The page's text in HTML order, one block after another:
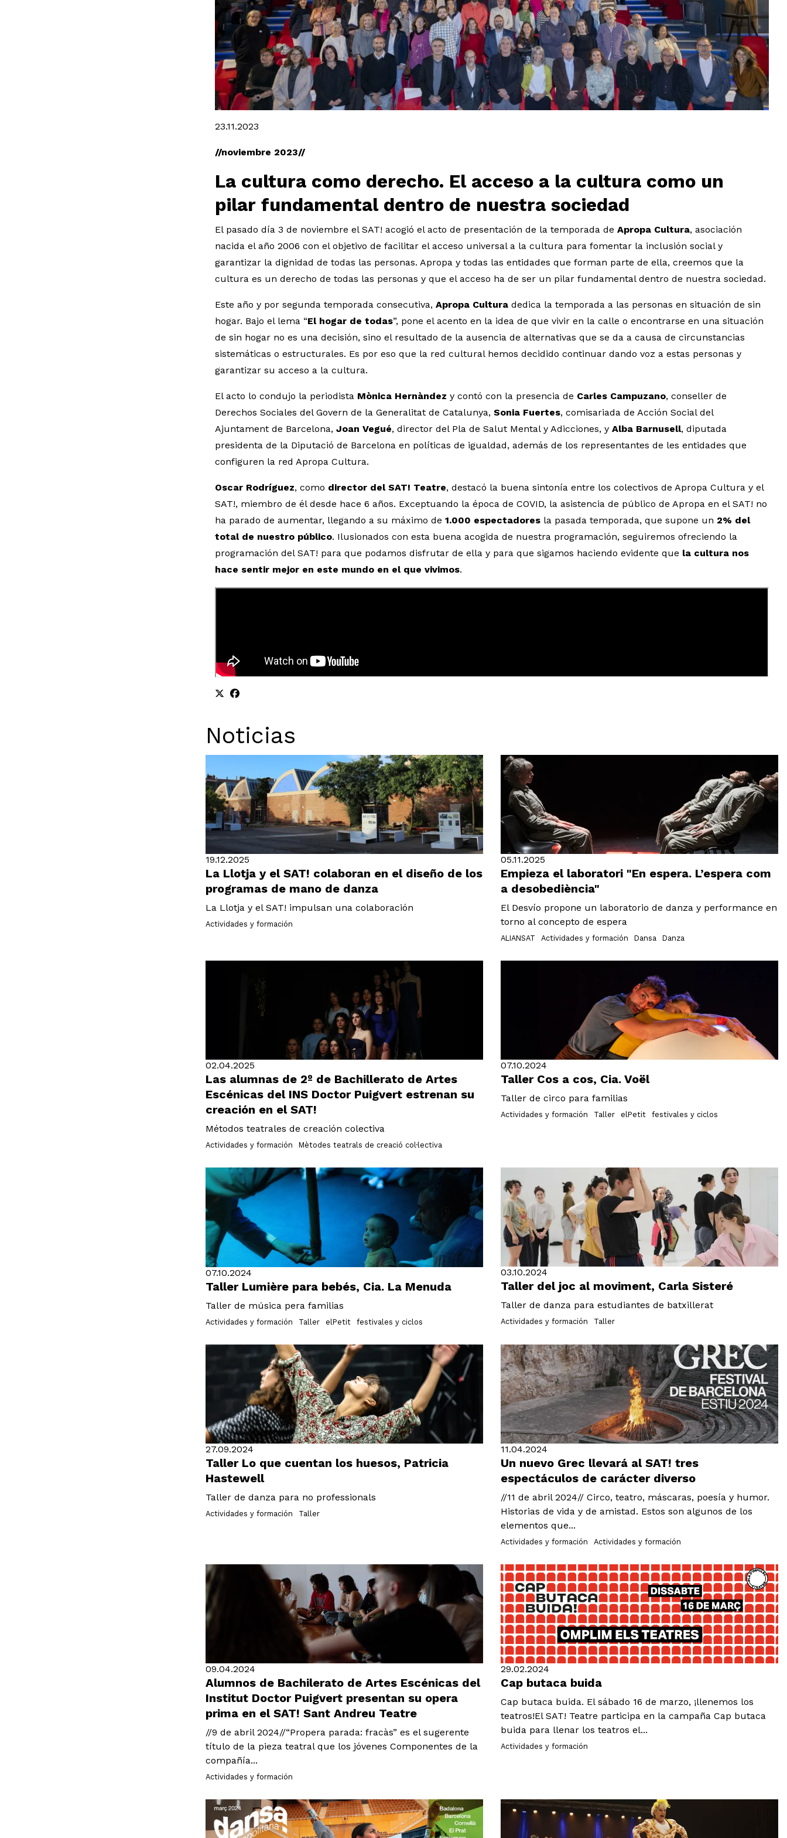
23.11.2023
//noviembre 2023//
La cultura como derecho. El acceso a la cultura como un
pilar fundamental dentro de nuestra sociedad
El pasado día 3 de noviembre el SAT! acogió el acto de presentación de la temporada de Apropa Cultura, asociación
nacida el año 2006 con el objetivo de facilitar el acceso universal a la cultura para fomentar la inclusión social y
garantizar la dignidad de todas las personas. Apropa y todas las entidades que forman parte de ella, creemos que la
cultura es un derecho de todas las personas y que el acceso ha de ser un pilar fundamental dentro de nuestra sociedad.
Este año y por segunda temporada consecutiva, Apropa Cultura dedica la temporada a las personas en situación de sin
hogar. Bajo el lema “El hogar de todas”, pone el acento en la idea de que vivir en la calle o encontrarse en una situación
de sin hogar no es una decisión, sino el resultado de la ausencia de alternativas que se da a causa de circunstancias
sistemáticas o estructurales. Es por eso que la red cultural hemos decidido continuar dando voz a estas personas y
garantizar su acceso a la cultura.
El acto lo condujo la periodista Mònica Hernàndez y contó con la presencia de Carles Campuzano, conseller de
Derechos Sociales del Govern de la Generalitat de Catalunya, Sonia Fuertes, comisariada de Acción Social del
Ajuntament de Barcelona, Joan Vegué, director del Pla de Salut Mental y Adicciones, y Alba Barnusell, diputada
presidenta de la Diputació de Barcelona en políticas de igualdad, además de los representantes de les entidades que
configuren la red Apropa Cultura.
Oscar Rodríguez, como director del SAT! Teatre, destacó la buena sintonía entre los colectivos de Apropa Cultura y el
SAT!, miembro de él desde hace 6 años. Exceptuando la época de COVID, la asistencia de público de Apropa en el SAT! no
ha parado de aumentar, llegando a su máximo de 1.000 espectadores la pasada temporada, que supone un 2% del
total de nuestro público. Ilusionados con esta buena acogida de nuestra programación, seguiremos ofreciendo la
programación del SAT! para que podamos disfrutar de ella y para que sigamos haciendo evidente que la cultura nos
hace sentir mejor en este mundo en el que vivimos.
Noticias
19.12.2025
La Llotja y el SAT! colaboran en el diseño de los
programas de mano de danza
La Llotja y el SAT! impulsan una colaboración
Actividades y formación
05.11.2025
Empieza el laboratori "En espera. L’espera com
a desobediència"
El Desvío propone un laboratorio de danza y performance en
torno al concepto de espera
ALIANSAT Actividades y formación Dansa Danza
02.04.2025
Las alumnas de 2º de Bachillerato de Artes
Escénicas del INS Doctor Puigvert estrenan su
creación en el SAT!
Métodos teatrales de creación colectiva
Actividades y formación Mètodes teatrals de creació col·lectiva
07.10.2024
Taller Cos a cos, Cia. Voël
Taller de circo para familias
Actividades y formación Taller elPetit festivales y ciclos
07.10.2024
Taller Lumière para bebés, Cia. La Menuda
Taller de música pera familias
Actividades y formación Taller elPetit festivales y ciclos
03.10.2024
Taller del joc al moviment, Carla Sisteré
Taller de danza para estudiantes de batxillerat
Actividades y formación Taller
27.09.2024
Taller Lo que cuentan los huesos, Patricia
Hastewell
Taller de danza para no professionals
Actividades y formación Taller
11.04.2024
Un nuevo Grec llevará al SAT! tres
espectáculos de carácter diverso
//11 de abril 2024// Circo, teatro, máscaras, poesía y humor.
Historias de vida y de amistad. Estos son algunos de los
elementos que...
Actividades y formación Actividades y formación
09.04.2024
Alumnos de Bachilerato de Artes Escénicas del
Institut Doctor Puigvert presentan su opera
prima en el SAT! Sant Andreu Teatre
//9 de abril 2024//“Propera parada: fracàs” es el sugerente
título de la pieza teatral que los jóvenes Componentes de la
compañía...
Actividades y formación
29.02.2024
Cap butaca buida
Cap butaca buida. El sábado 16 de marzo, ¡llenemos los
teatros!El SAT! Teatre participa en la campaña Cap butaca
buida para llenar los teatros el...
Actividades y formación